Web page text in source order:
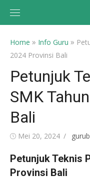
Home » Info Guru »
2024 Provinsi Bali
Petunjuk
SMK
Bali
PostedMei 20, 2024
Petunjuk Teknis
Provinsi Bali